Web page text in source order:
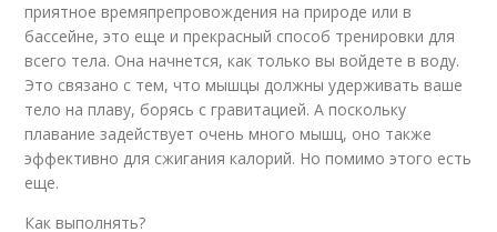
приятное времяпрепровождения на природе или в
бассейне, это еще и прекрасный способ тренировки для
всего тела. Она начнется, как только вы войдете в воду.
Это связано с тем, что мышцы должны удерживать ваше
тело на плаву, борясь с гравитацией. А поскольку
плавание задействует очень много мышц, оно также
эффективно для сжигания калорий. Но помимо этого есть
еще.
Как выполнять?